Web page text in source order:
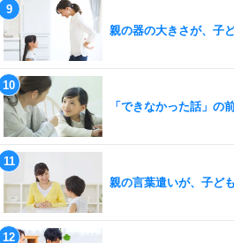
親の器の大きさが、子
「できなかった話」の
親の言葉遣いが、子ど